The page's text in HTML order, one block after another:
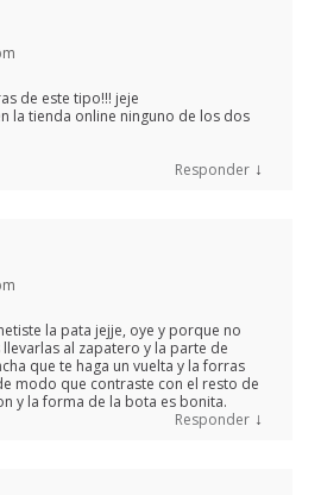
de este tipo!!! jeje
la tienda online ninguno de los dos
Responder ↓
la pata jejje, oye y porque no
al zapatero y la parte de
que te haga un vuelta y la forras
modo que contraste con el resto de
y la forma de la bota es bonita.
Responder ↓